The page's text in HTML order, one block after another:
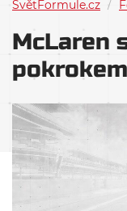
SvětFormule.cz /
McLaren